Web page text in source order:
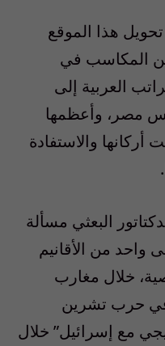
هذا الموقع
من المكاسب في
العربية إلى
مصر، وأعظمها
أركانها والاستفادة
البعثي مسألة
واحد من الأقانيم
خلال مغارب
في حرب تشرين
مع إسرائيل” خلال